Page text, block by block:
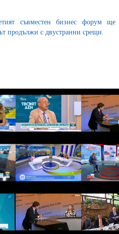
съвместен бизнес форум ще
продължи с двустранни срещи.